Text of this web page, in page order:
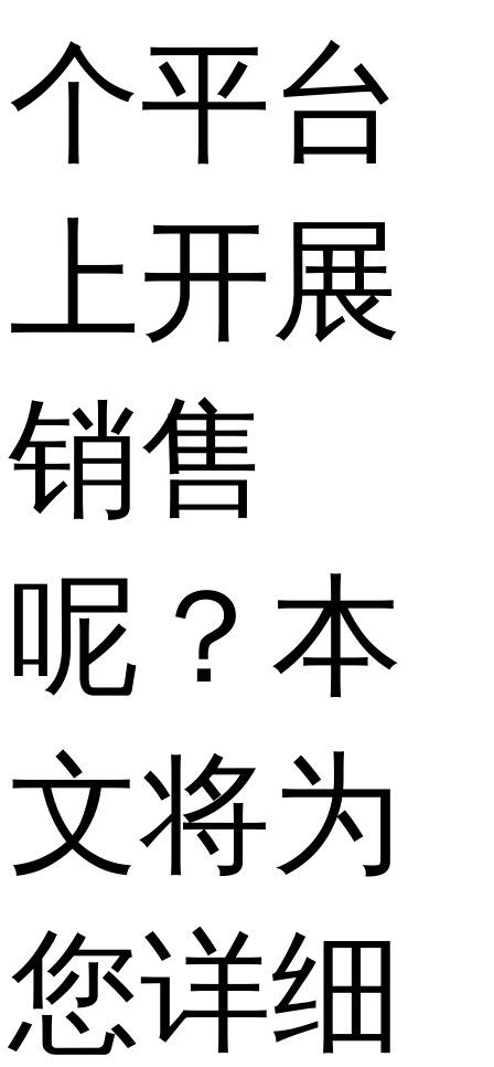
个平台
上开展
销售
呢？本
文将为
您详细